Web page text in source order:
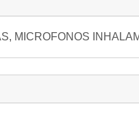
MICROFONOS